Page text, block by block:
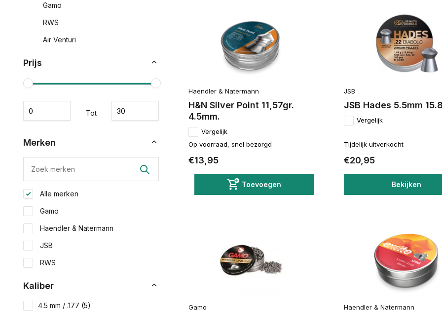
Gamo
RWS
Air Venturi
Prijs
Tot
Merken
Alle merken
Gamo
Haendler & Natermann
JSB
RWS
Kaliber
4.5 mm / .177 (5)
Haendler & Natermann
H&N Silver Point 11,57gr.
4.5mm.
Vergelijk
Op voorraad, snel bezorgd
€13,95
Toevoegen
JSB
JSB Hades 5.5mm
Vergelijk
Tijdelijk uitverkocht
€20,95
Bekijken
Gamo Haendler & Natermann